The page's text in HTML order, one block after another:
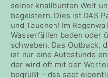
seiner knallbunten Welt
begeistern. Dies ist DAS
und Tauchen! Im
Wasserfällen baden oder
schweben. Das Outback,
ist nur eine Autostunde
der wird oft mit den
begrüßt – das sagt